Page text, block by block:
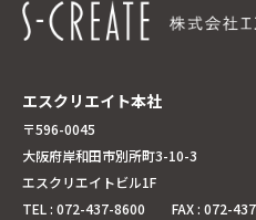
エスクリエイト本社
〒596-0045
大阪府岸和田市別所町3-10-3
エスクリエイトビル1F
TEL : 072-437-8600 FAX : 072-